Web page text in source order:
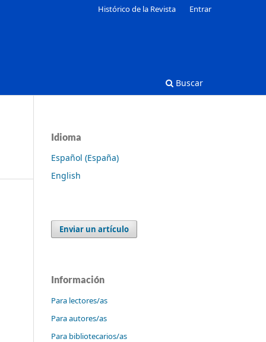
Buscar
Histórico de la Revista Entrar
Idioma
Español (España)
English
Enviar un artículo
Información
Para lectores/as
Para autores/as
Para bibliotecarios/as